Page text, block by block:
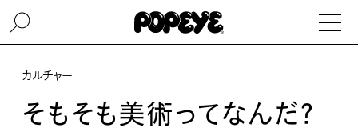
カルチャー
そもそも美術ってなんだ？